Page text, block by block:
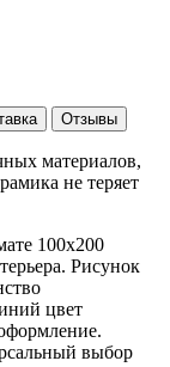
Отзывы
материалов,
не теряет
100x200
Рисунок
цвет
выбор